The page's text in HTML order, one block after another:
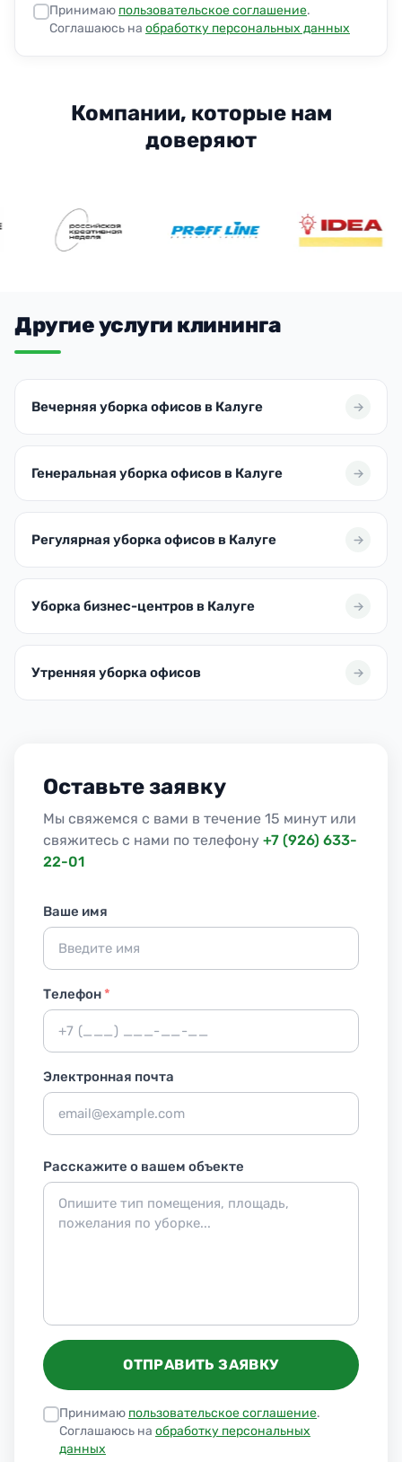
Принимаю пользовательское соглашение.
Соглашаюсь на обработку персональных данных
Компании, которые нам
доверяют
Другие услуги клининга
Вечерняя уборка офисов в Калуге
Генеральная уборка офисов в Калуге
Регулярная уборка офисов в Калуге
Уборка бизнес-центров в Калуге
Утренняя уборка офисов
Оставьте заявку
Мы свяжемся с вами в течение 15 минут или
свяжитесь с нами по телефону +7 (926) 633-
22-01
Ваше имя
Телефон*
Электронная почта
Расскажите о вашем объекте
ОТПРАВИТЬ ЗАЯВКУ
Принимаю пользовательское соглашение.
Соглашаюсь на обработку персональных
данных